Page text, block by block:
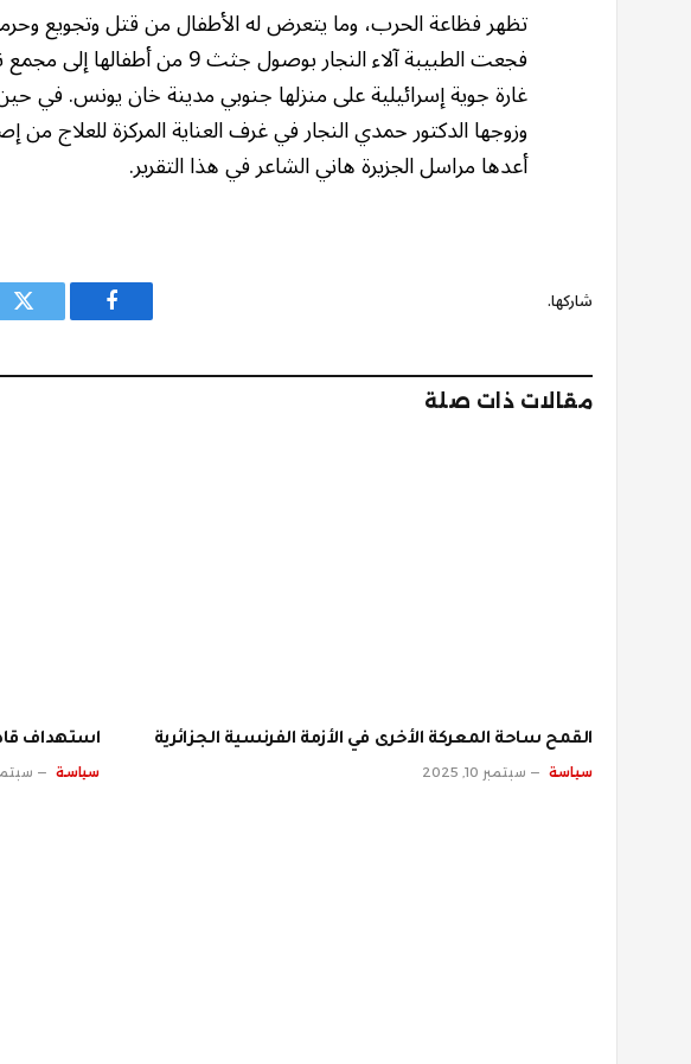
تظهر فظاعة الحرب، وما يتعرض له الأطفال من قتل وتجويع
فجعت الطبيبة آلاء النجار بوصول
غارة جوية إسرائيلية على منزلها جنوبي مدينة خان يونس. في
وزوجها الدكتور حمدي النجار في غرف العناية المركزة للعلاج من
أعدها مراسل الجزيرة هاني الشاعر في هذا التقرير.
شاركها.
فيسبوك
مقالات ذات صلة
القمح ساحة المعركة الأخرى في الأزمة الفرنسية الجزائرية
سياسة سبتمبر 10, 2025
استهداف
سياسة سبتمبر 10,